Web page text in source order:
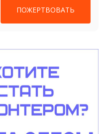
ПОЖЕРТВОВАТЬ